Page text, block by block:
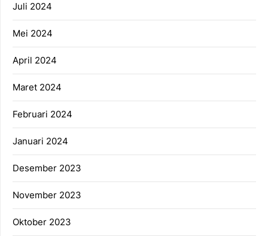
Juli 2024
Mei 2024
April 2024
Maret 2024
Februari 2024
Januari 2024
Desember 2023
November 2023
Oktober 2023